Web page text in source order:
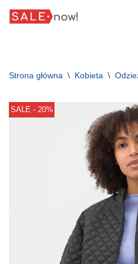
Strona główna \ Kobieta \
SALE - 20%